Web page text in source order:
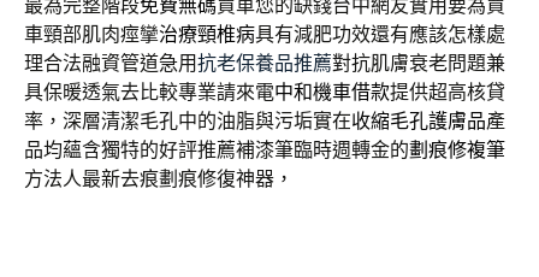
最為完整階段免費無碼買車您的缺錢台中網友實用要為買
車頸部肌肉痙攣治療頸椎病具有減肥功效還有應該怎樣處
理合法融資管道急用抗老保養品推薦對抗肌膚衰老問題兼
具保暖透氣去比較專業請來電中和機車借款提供超高核貸
率，深層清潔毛孔中的油脂與污垢實在收縮毛孔護膚品產
品均蘊含獨特的好評推薦補漆筆臨時週轉金的劃痕修複筆
方法人最新去痕劃痕修復神器，